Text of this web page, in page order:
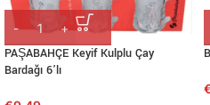
PAŞABAHÇE Keyif Kulplu Çay
Bardağı 6’lı